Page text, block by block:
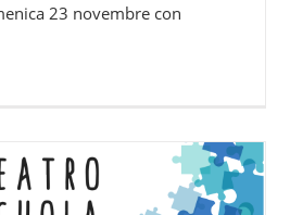
23 novembre con